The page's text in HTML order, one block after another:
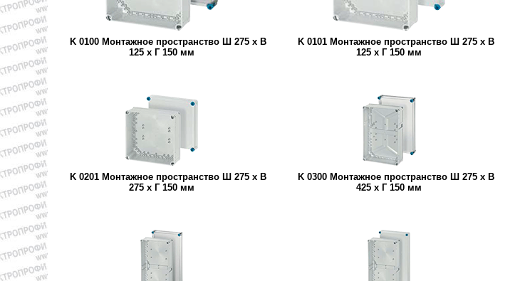
K 0100 Монтажное пространство Ш 275 x В
125 x Г 150 мм
K 0101 Монтажное пространство Ш 275 x В
125 x Г 150 мм
K 0201 Монтажное пространство Ш 275 x В
275 x Г 150 мм
K 0300 Монтажное пространство Ш 275 x В
425 x Г 150 мм